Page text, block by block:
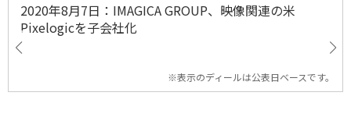
2020年8月7日：IMAGICA GROUP、映像関連の米
Pixelogicを子会社化
※表示のディールは公表日ベースです。